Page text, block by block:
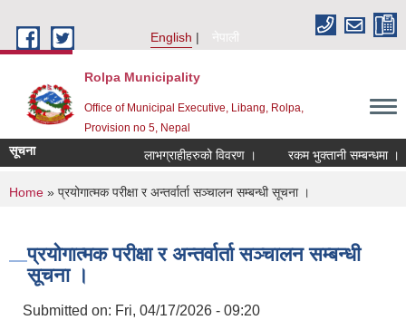
English
नेपाली
Rolpa Municipality
Office of Municipal Executive, Libang, Rolpa,
Provision no 5, Nepal
सूचना लाभग्राहीहरुको विवरण । रकम भुक्तानी सम्बन्धमा ।
You are here
Home » प्रयोगात्मक परीक्षा र अन्तर्वार्ता सञ्चालन सम्बन्धी सूचना ।
प्रयोगात्मक परीक्षा र अन्तर्वार्ता सञ्चालन सम्बन्धी
सूचना ।
Submitted on: Fri, 04/17/2026 - 09:20